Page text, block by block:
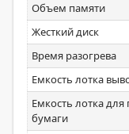
Объем памяти
Жесткий диск
Время разогрева
Емкость лотка
Емкость лотка для
бумаги